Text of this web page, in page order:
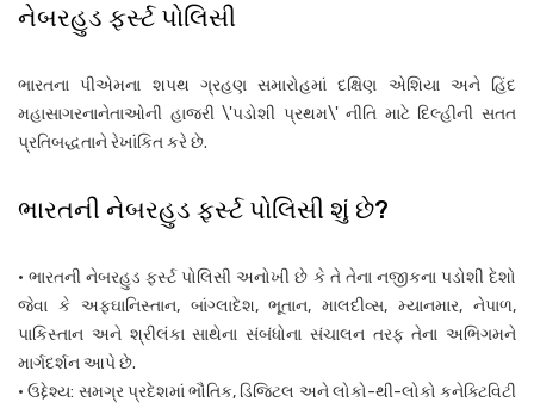
નેબરહુડ ફર્સ્ટ પોલિસી
ભારતના પીએમના શપથ ગ્રહણ સમારોહમાં દક્ષિણ એશિયા અને હિંદ
મહાસાગરનાનેતાઓની હાજરી \'પડોશી પ્રથમ\' નીતિ માટે દિલ્હીની સતત
પ્રતિબદ્ધતાને રેખાંકિત કરે છે.
ભારતની નેબરહુડ ફર્સ્ટ પોલિસી શું છે?
• ભારતની નેબરહુડ ફર્સ્ટ પોલિસી અનોખી છે કે તે તેના નજીકના પડોશી દેશો
જેવા કે અફઘાનિસ્તાન, બાંગ્લાદેશ, ભૂતાન, માલદીવ્સ, મ્યાનમાર, નેપાળ,
પાકિસ્તાન અને શ્રીલંકા સાથેના સંબંધોના સંચાલન તરફ તેના અભિગમને
માર્ગદર્શન આપે છે.
• ઉદ્દેશ્ય: સમગ્ર પ્રદેશમાં ભૌતિક, ડિજિટલ અને લોકો-થી-લોકો કનેક્ટિવિટી